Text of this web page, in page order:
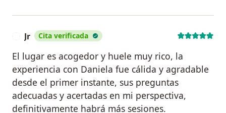
Jr Cita verificada
El lugar es acogedor y huele muy rico, la
experiencia con Daniela fue cálida y agradable
desde el primer instante, sus preguntas
adecuadas y acertadas en mi perspectiva,
definitivamente habrá más sesiones.